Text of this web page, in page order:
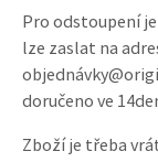
Pro odstoupení
lze zaslat na
doručeno ve
Zboží je třeba